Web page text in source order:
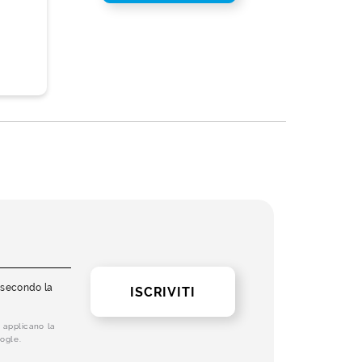
la
applicano la
ISCRIVITI